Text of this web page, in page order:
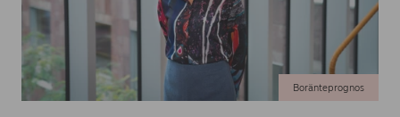
Boränteprognos